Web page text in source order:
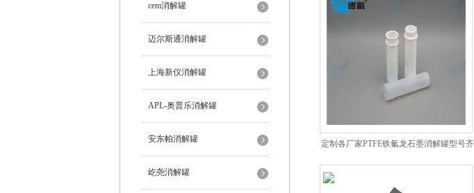
cem消解罐
迈尔斯通消解罐
上海新仪消解罐
APL-奥普乐消解罐
安东帕消解罐
屹尧消解罐
定制各厂家PTFE铁氟龙石墨消解罐型号齐
全